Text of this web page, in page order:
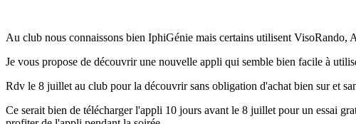
Au club nous connaissons bien IphiGénie mais certains utilisent VisoRando,
Je vous propose de découvrir une nouvelle appli qui semble bien facile à
Rdv le 8 juillet au club pour la découvrir sans obligation d'achat bien sur et
Ce serait bien de télécharger l'appli 10 jours avant le 8 juillet pour un essai